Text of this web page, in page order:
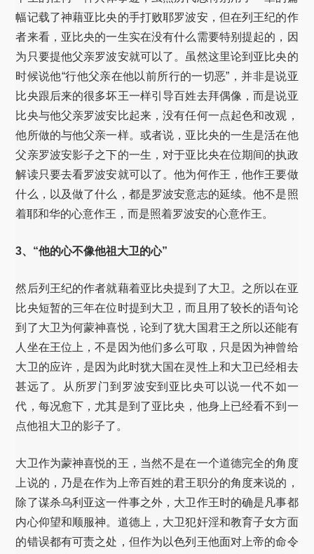
幅记载了神藉亚比央的手打败耶罗波安，但在列王纪的作
者来看，亚比央的一生实在没有什么需要特别提起的，因
为只要提他父亲罗波安就可以了。虽然这里论到亚比央的
时候说他“行他父亲在他以前所行的一切恶”，并非是说亚
比央跟后来的很多坏王一样引导百姓去拜偶像，而是说亚
比央与他父亲罗波安比起来，没有任何一点起色和改观，
他所做的与他父亲一样。或者说，亚比央的一生是活在他
父亲罗波安影子之下的一生，对于亚比央在位期间的执政
解读只要去看罗波安就可以了。他为何作王，他作王要做
什么，以及做了什么，都是罗波安意志的延续。他不是照
着耶和华的心意作王，而是照着罗波安的心意作王。
3、“他的心不像他祖大卫的心”
然后列王纪的作者就藉着亚比央提到了大卫。之所以在亚
比央短暂的三年在位时提到大卫，而且用了较长的语句论
到了大卫为何蒙神喜悦，论到了犹大国君王之所以还能有
人坐在王位上，不是因为他们多么可取，只是因为神曾给
大卫的应许，是因为此时犹大国在灵性上和大卫已经相去
甚远了。从所罗门到罗波安到亚比央可以说一代不如一
代，每况愈下，尤其是到了亚比央，他身上已经看不到一
点他祖大卫的影子了。
大卫作为蒙神喜悦的王，当然不是在一个道德完全的角度
上说的，乃是在作为上帝百姓的君王职分的角度来说的，
除了谋杀乌利亚这一件事之外，大卫作王时的确是凡事都
内心仰望和顺服神。道德上，大卫犯奸淫和教育子女方面
的错误都有可责之处，但作为以色列王他面对上帝的命令